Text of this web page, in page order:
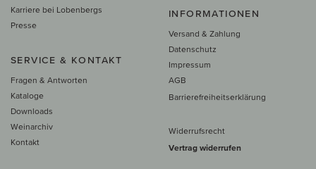
Karriere bei Lobenbergs
Presse
SERVICE & KONTAKT
Fragen & Antworten
Kataloge
Downloads
Weinarchiv
Kontakt
INFORMATIONEN
Versand & Zahlung
Datenschutz
Impressum
AGB
Barrierefreiheitserklärung
Widerrufsrecht
Vertrag widerrufen